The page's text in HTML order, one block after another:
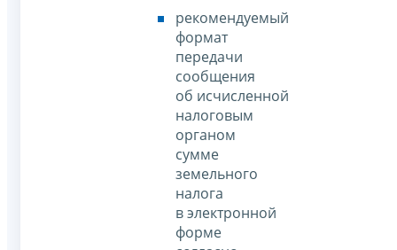
рекомендуемый
формат
передачи
сообщения
об исчисленной
налоговым
органом
сумме
земельного
налога
в электронной
форме